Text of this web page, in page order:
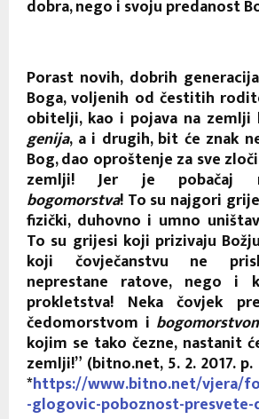
dobra, nego i svoju predanost
Porast novih, dobrih
Boga, voljenih od čestitih
obitelji, kao i pojava na zemlji
genija, a i drugih, bit će znak
Bog, dao oproštenje za sve
zemlji! Jer je pobačaj
bogomorstva! To su najgori
fizički, duhovno i umno
To su grijesi koji prizivaju
koji čovječanstvu ne
neprestane ratove, nego i
prokletstva! Neka čovjek
čedomorstvom i
kojim se tako čezne, nastanit
zemlji!” (bitno.net, 5. 2. 2017.
*https://www.bitno.net/vjera/
-glogovic-poboznost-